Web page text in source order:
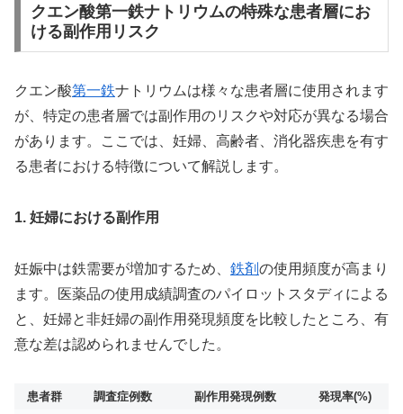
クエン酸第一鉄ナトリウムの特殊な患者層にお
ける副作用リスク
クエン酸第一鉄ナトリウムは様々な患者層に使用されます
が、特定の患者層では副作用のリスクや対応が異なる場合
があります。ここでは、妊婦、高齢者、消化器疾患を有す
る患者における特徴について解説します。
1. 妊婦における副作用
妊娠中は鉄需要が増加するため、 鉄剤の使用頻度が高まり
ます。医薬品の使用成績調査のパイロットスタディによる
と、妊婦と非妊婦の副作用発現頻度を比較したところ、有
意な差は認められませんでした。
患者群 調査症例数 副作用発現例数
発現率(%)